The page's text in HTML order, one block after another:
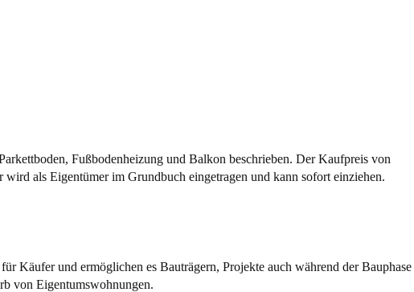
Fußbodenheizung und Balkon beschrieben. Der Kaufpreis von
als Eigentümer im Grundbuch eingetragen und kann sofort einziehen.
Käufer und ermöglichen es Bauträgern, Projekte auch während der Bauphase
von Eigentumswohnungen.